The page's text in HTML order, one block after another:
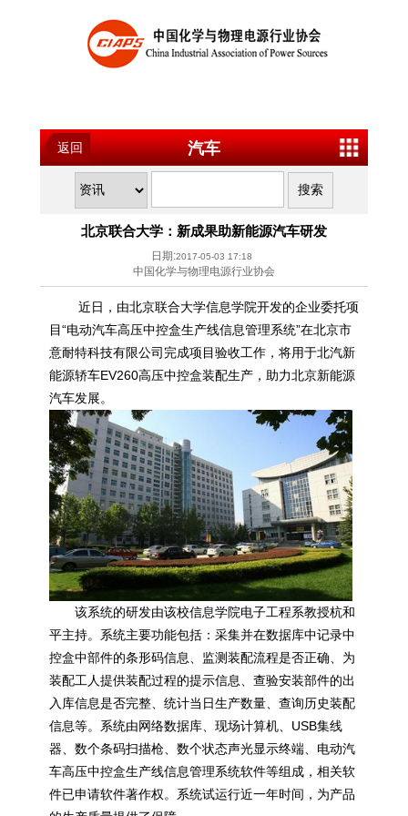
返回 汽车
北京联合大学：新成果助新能源汽车研发
日期:2017-05-03 17:18
中国化学与物理电源行业协会
近日，由北京联合大学信息学院开发的企业委托项
目“电动汽车高压中控盒生产线信息管理系统”在北京市
意耐特科技有限公司完成项目验收工作，将用于北汽新
能源轿车EV260高压中控盒装配生产，助力北京新能源
汽车发展。
该系统的研发由该校信息学院电子工程系教授杭和
平主持。系统主要功能包括：采集并在数据库中记录中
控盒中部件的条形码信息、监测装配流程是否正确、为
装配工人提供装配过程的提示信息、查验安装部件的出
入库信息是否完整、统计当日生产数量、查询历史装配
信息等。系统由网络数据库、现场计算机、USB集线
器、数个条码扫描枪、数个状态声光显示终端、电动汽
车高压中控盒生产线信息管理系统软件等组成，相关软
件已申请软件著作权。系统试运行近一年时间，为产品